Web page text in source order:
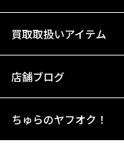
買取取扱いアイテム
店舗ブログ
ちゅらのヤフオク！